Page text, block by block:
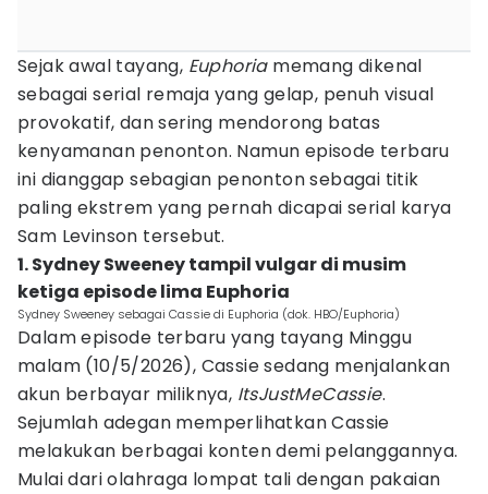
Sejak awal tayang, Euphoriamemang dikenal
sebagai serial remaja yang gelap, penuh visual
provokatif, dan sering mendorong batas
kenyamanan penonton. Namun episode terbaru
ini dianggap sebagian penonton sebagai titik
paling ekstrem yang pernah dicapai serial karya
Sam Levinson tersebut.
1. Sydney Sweeney tampil vulgar di musim
ketiga episode lima Euphoria
Sydney Sweeney sebagai Cassie di Euphoria (dok. HBO/Euphoria)
Dalam episode terbaru yang tayang Minggu
malam (10/5/2026), Cassie sedang menjalankan
akun berbayar miliknya, ItsJustMeCassie.
Sejumlah adegan memperlihatkan Cassie
melakukan berbagai konten demi pelanggannya.
Mulai dari olahraga lompat tali dengan pakaian